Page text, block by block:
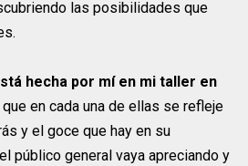
las posibilidades que
hecha por mí en mi taller en
en cada una de ellas se refleje
y el goce que hay en su
público general vaya apreciando y